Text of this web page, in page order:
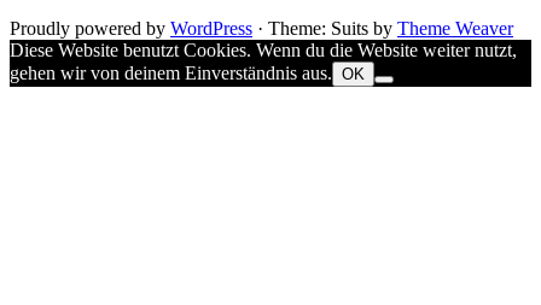
Proudly powered by WordPress · Theme: Suits by Theme Weaver
Diese Website benutzt Cookies. Wenn du die Website weiter nutzt,
gehen wir von deinem Einverständnis aus. OK